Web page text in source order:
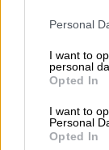
Please note
not limited to
grant or deny
use your data
consent section.
Personal
I want to
personal
Opted In
I want to
Personal
Opted In
ξανά στον
ΑΛΛΑ
τροχαίο
ειδήσεις